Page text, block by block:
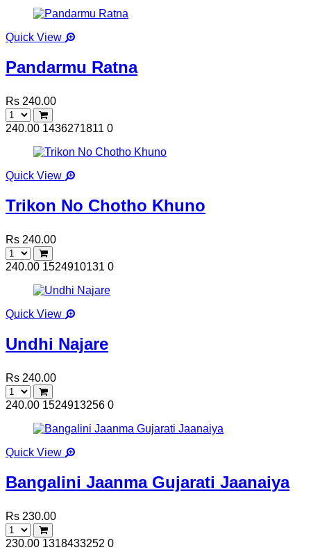
Quick View
Pandarmu Ratna
Rs 240.00
240.00 1436271811 0
Quick View
Trikon No Chotho Khuno
Rs 240.00
240.00 1524910131 0
Quick View
Undhi Najare
Rs 240.00
240.00 1524913256 0
Quick View
Bangalini Jaanma Gujarati Jaanaiya
Rs 230.00
230.00 1318433252 0